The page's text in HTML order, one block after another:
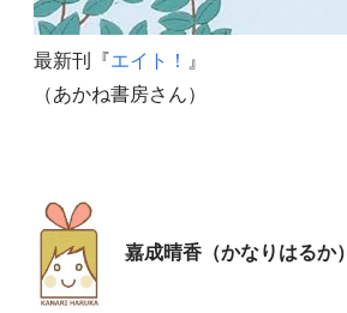
最新刊『エイト！
』
（あかね書房さん）
嘉成晴香（かなりはるか）